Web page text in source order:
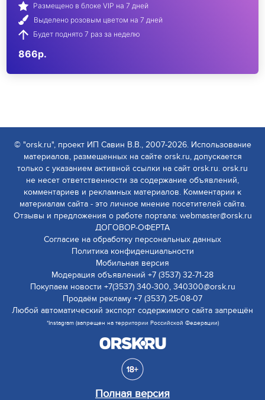
Размещено в блоке VIP на 7 дней
Выделено розовым цветом на 7 дней
Будет поднято 7 раз за неделю
866р.
© "orsk.ru", проект ИП Савин В.В., 2007-2026. Использование
материалов, размещенных на сайте orsk.ru, допускается
только с указанием активной ссылки на сайт orsk.ru. orsk.ru
не несет ответственности за содержание объявлений,
комментариев и рекламных материалов. Комментарии к
материалам сайта - это личное мнение посетителей сайта.
Отзывы и предложения о работе портала: webmaster@orsk.ru
ДОГОВОР-ОФЕРТА
Согласие на обработку персональных данных
Политика конфиденциальности
Мобильная версия
Модерация объявлений +7 (3537) 32-71-28
Покупаем новости +7(3537) 340-300, 340300@orsk.ru
Продаём рекламу +7 (3537) 25-08-07
Любой автоматический экспорт содержимого сайта запрещён
*Instagram (запрещен на территории Российской Федерации)
Полная версия